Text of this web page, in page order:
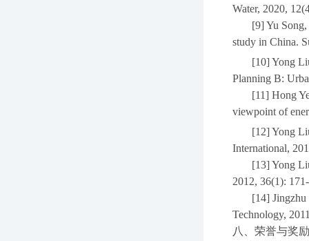
Water, 2020,
[9] Yu
study in China.
[10] Yong
Planning B:
[11] Hong
viewpoint of
[12] Yong
International,
[13] Yong
2012, 36(1):
[14] Jingzhu
Technology,
八、荣誉与奖